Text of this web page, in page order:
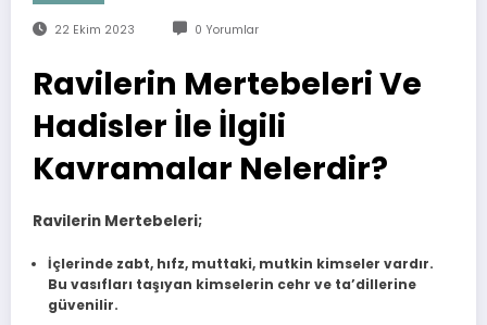
22 Ekim 2023 0 Yorumlar
Ravilerin Mertebeleri Ve
Hadisler İle İlgili
Kavramalar Nelerdir?
Ravilerin Mertebeleri;
İçlerinde zabt, hıfz, muttaki, mutkin kimseler vardır.
Bu vasıfları taşıyan kimselerin cehr ve ta’dillerine
güvenilir.